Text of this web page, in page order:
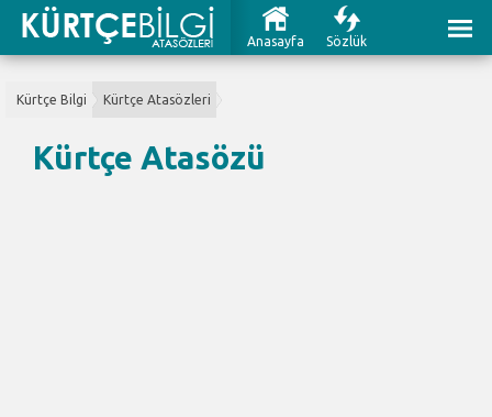
Anasayfa Sözlük
Kürtçe Bilgi Kürtçe Atasözleri
Kürtçe Atasözü